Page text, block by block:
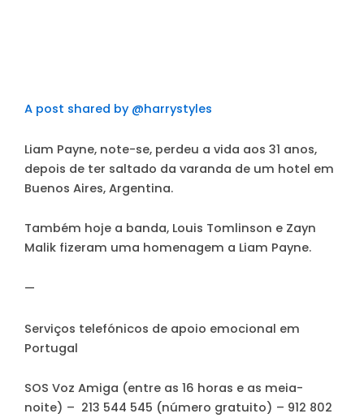
A post shared by @harrystyles
Liam Payne, note-se, perdeu a vida aos 31 anos,
depois de ter saltado da varanda de um hotel em
Buenos Aires, Argentina.
Também hoje a banda, Louis Tomlinson e Zayn
Malik fizeram uma homenagem a Liam Payne.
—
Serviços telefónicos de apoio emocional em
Portugal
SOS Voz Amiga (entre as 16 horas e as meia-
noite) – 213 544 545 (número gratuito) – 912 802